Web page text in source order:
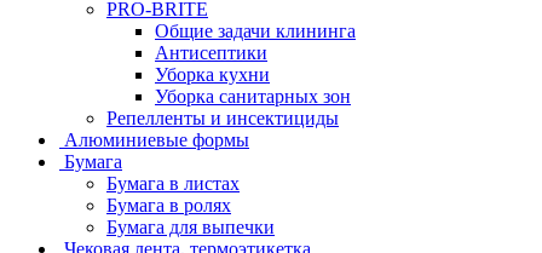
PRO-BRITE
Общие задачи клининга
Антисептики
Уборка кухни
Уборка санитарных зон
Репелленты и инсектициды
Алюминиевые формы
Бумага
Бумага в листах
Бумага в ролях
Бумага для выпечки
Чековая лента, термоэтикетка